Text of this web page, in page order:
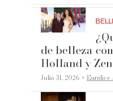
de belleza
Holland y
Julio 31, 2026 ·Eurídice